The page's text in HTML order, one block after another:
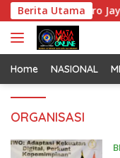
a
g
u
Berita Utama
Kapolda Metro Jaya
Home NASIONAL
ORGANISASI